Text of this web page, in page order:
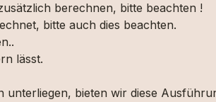
berechnen, bitte beachten !
bitte auch dies beachten.
lässt.
bieten wir diese